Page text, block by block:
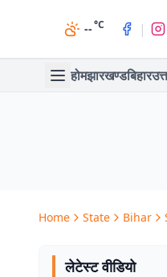
--°C |
होमझारखण्डबिहार
Home State Bihar
लेटेस्ट वीडियो